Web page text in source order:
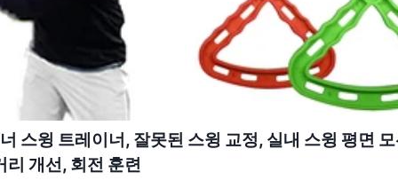
스윙 트레이너, 잘못된 스윙 교정, 실내 스윙 평면
리 개선, 회전 훈련